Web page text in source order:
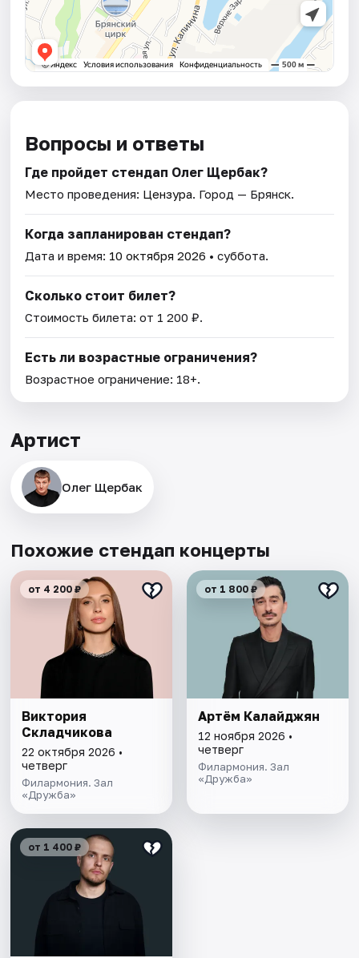
Вопросы и ответы
Где пройдет стендап Олег Щербак?
Место проведения: Цензура. Город — Брянск.
Когда запланирован стендап?
Дата и время: 10 октября 2026 • суббота.
Сколько стоит билет?
Стоимость билета: от 1 200 ₽.
Есть ли возрастные ограничения?
Возрастное ограничение: 18+.
Артист
Олег Щербак
Похожие стендап концерты
от 4 200 ₽
Виктория
Складчикова
22 октября 2026 •
четверг
Филармония. Зал
«Дружба»
от 1 800 ₽
Артём Калайджян
12 ноября 2026 •
четверг
Филармония. Зал
«Дружба»
от 1 400 ₽